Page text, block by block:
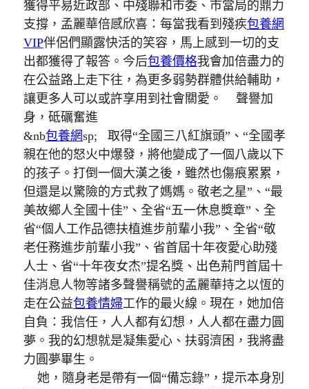
獲得平易近政部、中殘聯和市委、市當局的鼎力
支撐，孟麗華倍感欣喜：每當我看到殘疾包養網
VIP伴侶們顯露快活的笑容，馬上感到一切的支
出都獲得了報答。今后包養價格我會加倍盡力的
在公益路上走下往，為更多弱勢群體供給輔助，
讓更多人可以或許享用到社會關愛。
聲譽加
身，砥礪奮進
&nb包養網sp; 取得“全國三八紅旗頭”、“全國孝
親在他的怒火中爆發，將他變成了一個八歲以下
的孩子。打倒一個大漢之後，雖然也傷痕累累，
但還是以驚險的方式救了媽媽。敬老之星”、“最
美故鄉人全國十佳”、全省“五一休息獎章”、全
省“個人工作品德扶植進步前輩小我”、全省“敬
老任務進步前輩小我”、省首屆十年夜愛心助殘
人士、省“十年夜女杰”提名獎、出色荊門首屆十
佳消息人物等諸多聲譽稱號的孟麗華持之以恆的
走在公益包養情婦工作的最火線。現在，她加倍
自負：我信任，人人都有幻想，人人都在盡力圓
夢。我的幻想就是凝集愛心、扶弱濟困，我將盡
力圓夢畢生。
她，隨身老是帶有一個“備忘錄”，提示本身別